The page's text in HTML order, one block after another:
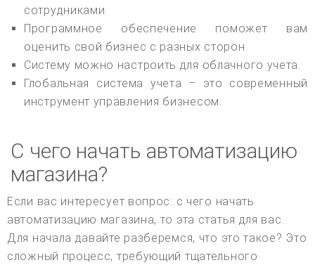
сотрудниками.
Программное обеспечение поможет вам
оценить свой бизнес с разных сторон.
Систему можно настроить для облачного учета.
Глобальная система учета – это современный
инструмент управления бизнесом.
С чего начать автоматизацию
магазина?
Если вас интересует вопрос: с чего начать
автоматизацию магазина, то эта статья для вас.
Для начала давайте разберемся, что это такое? Это
сложный процесс, требующий тщательного